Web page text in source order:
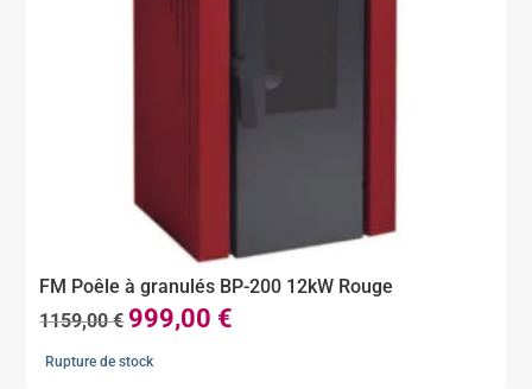
FM Poêle à granulés BP-200 12kW Rouge
1159,00€ Le
prix
999,00 €
Rupture de stock